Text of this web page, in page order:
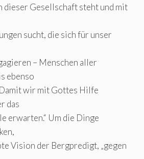
dieser Gesellschaft steht und mit
sucht, die sich für unser
– Menschen aller
ebenso
wir mit Gottes Hilfe
das
erwarten.“ Um die Dinge
Vision der Bergpredigt, „gegen